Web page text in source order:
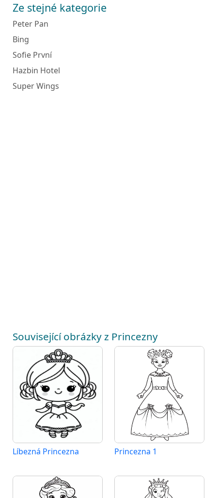
Ze stejné kategorie
Peter Pan
Bing
Sofie První
Hazbin Hotel
Super Wings
Související obrázky z Princezny
Líbezná Princezna Princezna 1